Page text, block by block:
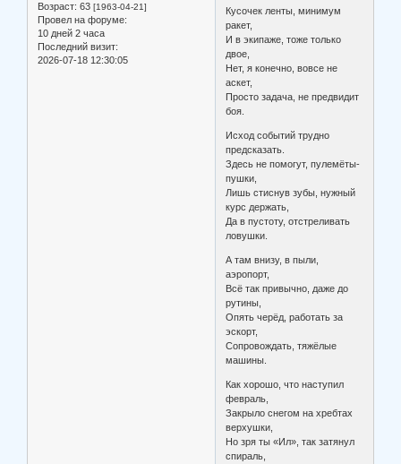
Возраст: 63 [1963-04-21]
Провел на форуме:
10 дней 2 часа
Последний визит:
2026-07-18 12:30:05
Кусочек ленты, минимум
ракет,
И в экипаже, тоже только
двое,
Нет, я конечно, вовсе не
аскет,
Просто задача, не предвидит
боя.
Исход событий трудно
предсказать.
Здесь не помогут, пулемёты-
пушки,
Лишь стиснув зубы, нужный
курс держать,
Да в пустоту, отстреливать
ловушки.
А там внизу, в пыли,
аэропорт,
Всё так привычно, даже до
рутины,
Опять черёд, работать за
эскорт,
Сопровождать, тяжёлые
машины.
Как хорошо, что наступил
февраль,
Закрыло снегом на хребтах
верхушки,
Но зря ты «Ил», так затянул
спираль,